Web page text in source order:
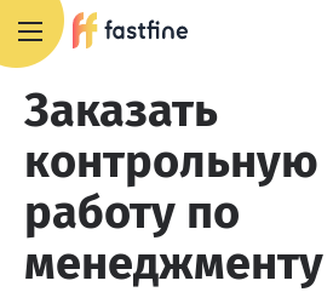
Заказать
контрольную
работу по
менеджменту